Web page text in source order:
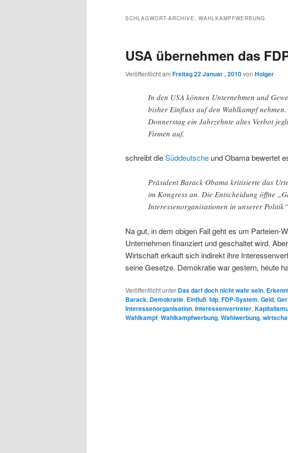
wechseln
SCHLAGWORT-ARCHIVE: WAHLKAMPFWERBUNG
USA übernehmen das
Veröffentlicht am Freitag 22 Januar , 2010von Holger
In den USA können Unternehmen und
bisher Einfluss auf den Wahlkampf
Donnerstag ein Jahrzehnte altes Verbot
Firmen auf.
schreibt dieSüddeutsche und Obama bewertet
Präsident Barack Obama kritisierte das
im Kongress an. Die Entscheidung öffne
Interessenorganisationen in unserer
Na gut, in dem obigen Fall geht es um Parteien-
Unternehmen finanziert und geschaltet wird.
Wirtschaft erkauft sich indirekt ihre
seine Gesetze. Demokratie war gestern, heute
Veröffentlicht unter Das darf doch nicht wahr sein,
Barack, Demokratie, Einfluß, fdp, FDP-System, Geld,
Interessenorganisation, Interessenvertreter,
Wahlkampf, Wahlkampfwerbung, Wahlwerbung,